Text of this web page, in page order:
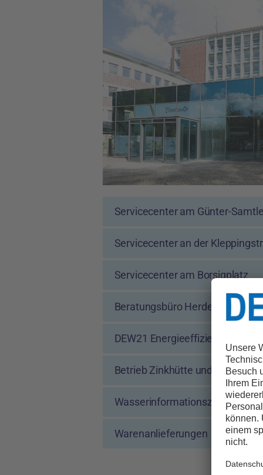
Servicecenter am Günter-
Servicecenter an der
Servicecenter am Borsigplatz
Beratungsbüro Herdecke
DEW21 Energieeffizienz-Haus
Betrieb Zinkhütte und zentrale
Wasserinformationszentrum
Warenanlieferungen